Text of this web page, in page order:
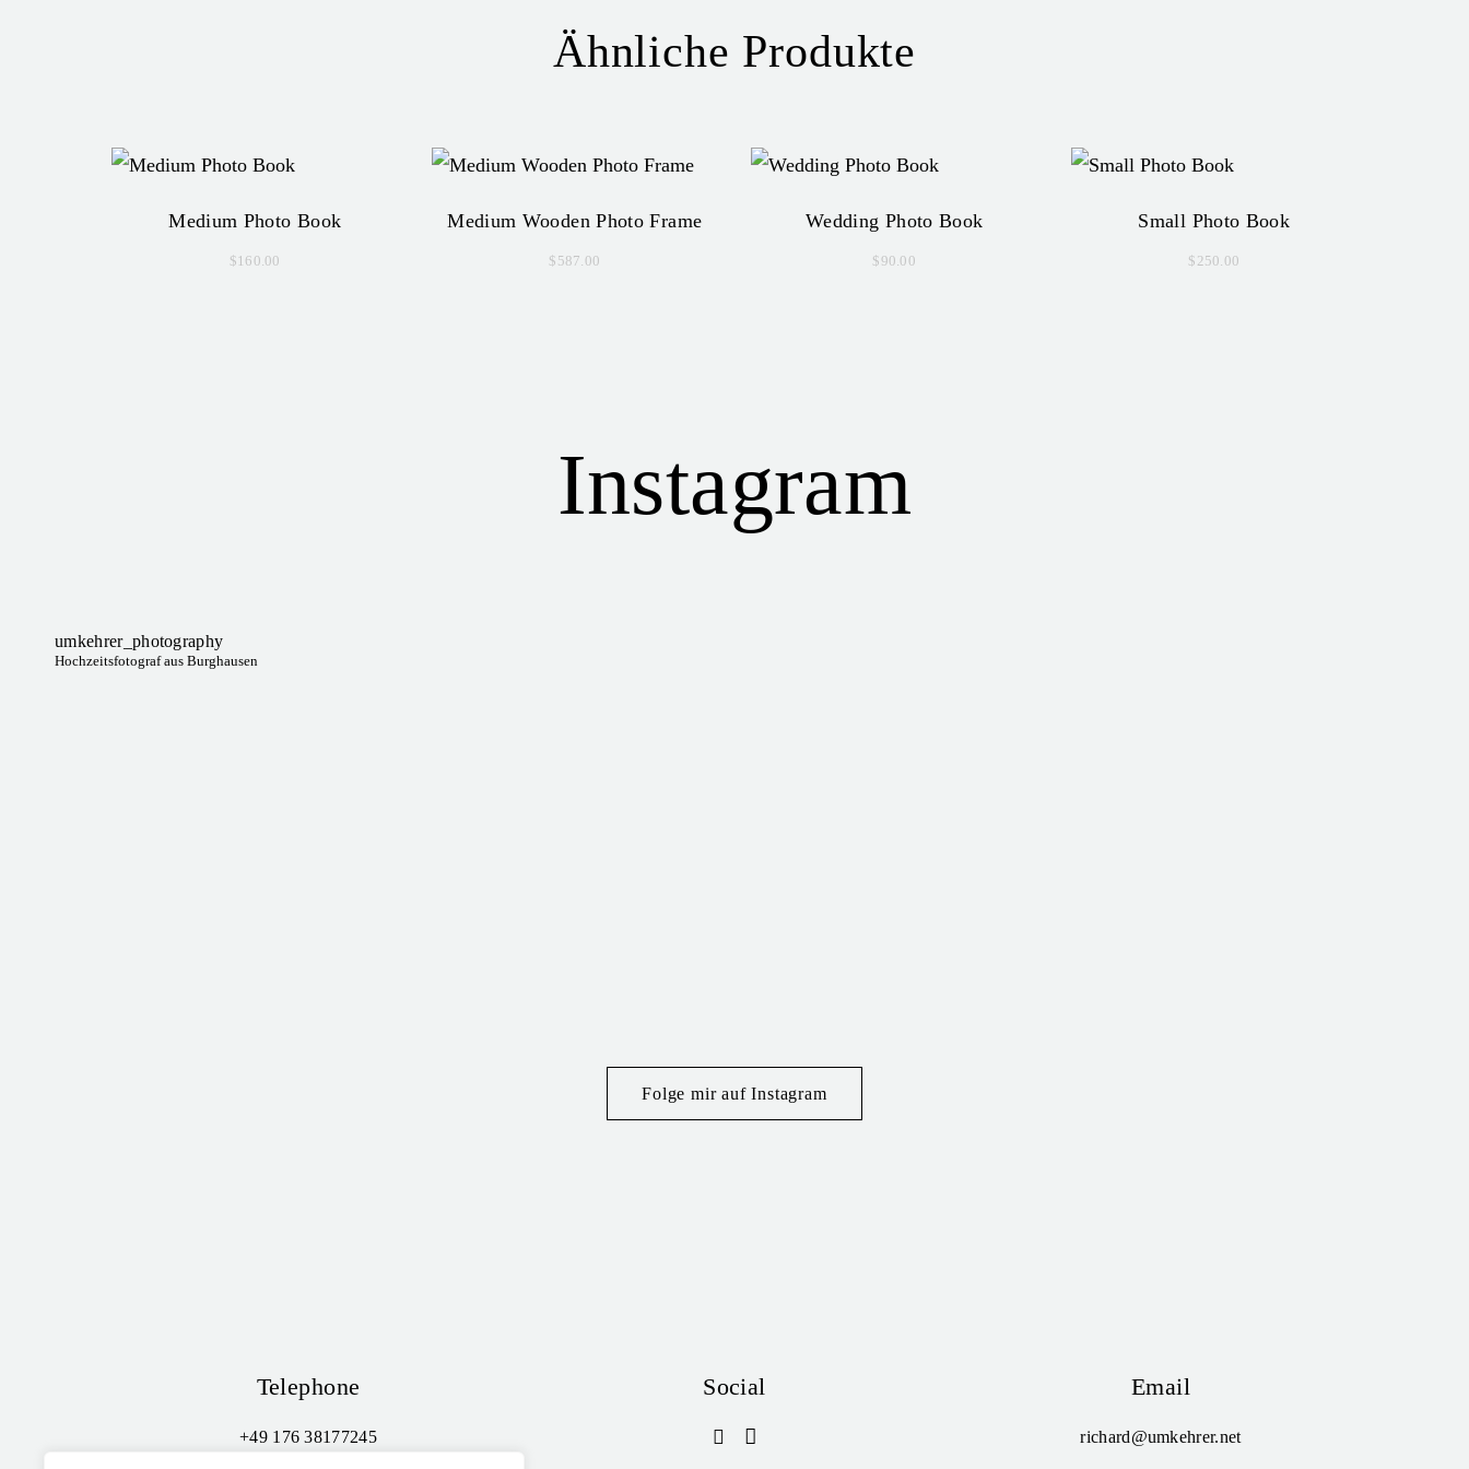
Ähnliche Produkte
Medium Photo Book
$ 160.00
Medium Wooden Photo Frame
$ 587.00
Wedding Photo Book
$90.00
Small Photo Book
$ 250.00
Instagram
umkehrer_photography
Hochzeitsfotograf aus Burghausen
Folge mir auf Instagram
Telephone
+49 176 38177245
Social Email
richard@umkehrer.net